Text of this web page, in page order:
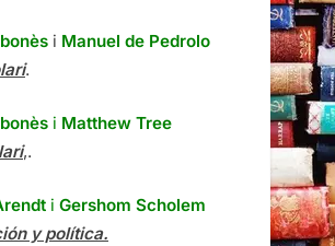
i Manuel de Pedrolo
.
i Matthew Tree
,.
i Gershom Scholem
y política.